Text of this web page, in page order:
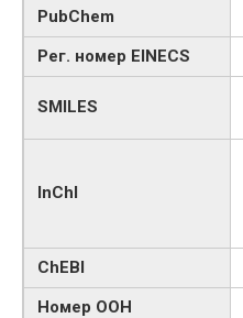
PubChem
Рег. номер EINECS
SMILES
InChI
ChEBI
Номер ООН